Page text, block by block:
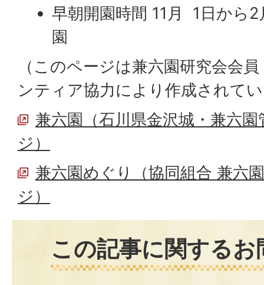
早朝開園時間 11月 1日から
園
（このページは兼六園研究会会
ンティア協力により作成されて
兼六園（石川県金沢城・兼六
ジ）
兼六園めぐり（協同組合 兼六
ジ）
この記事に関する